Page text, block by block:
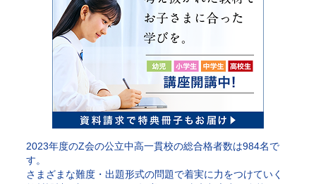
2023年度のZ会の公立中高一貫校の総合格者数は984名で
す。
さまざまな難度・出題形式の問題で着実に力をつけていく